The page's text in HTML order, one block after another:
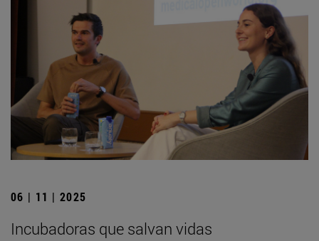
06 | 11 | 2025
Incubadoras que salvan vidas